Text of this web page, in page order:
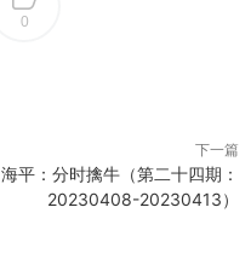
0
下一篇
海平：分时擒牛（第二十四期：
20230408-20230413）